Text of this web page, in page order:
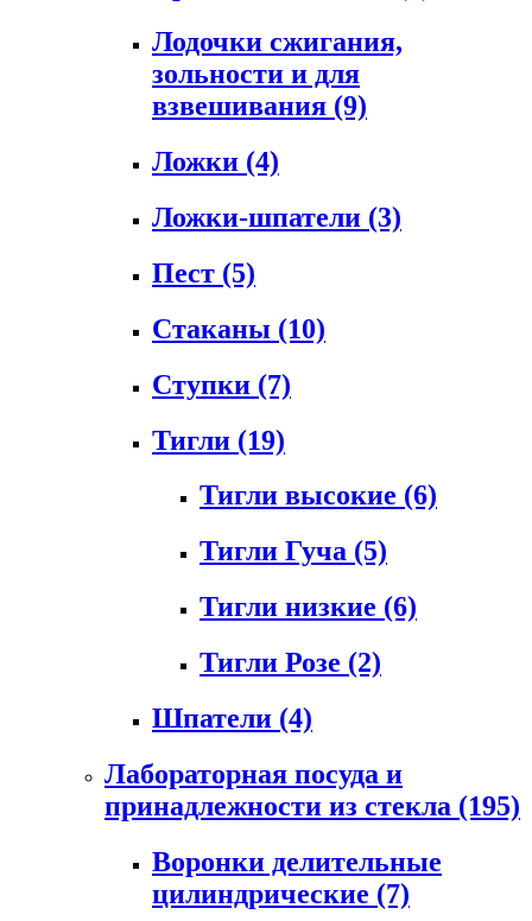
Лодочки сжигания,
зольности и для
взвешивания (9)
Ложки (4)
Ложки-шпатели (3)
Пест (5)
Стаканы (10)
Ступки (7)
Тигли (19)
Тигли высокие (6)
Тигли Гуча (5)
Тигли низкие (6)
Тигли Розе (2)
Шпатели (4)
Лабораторная посуда и
принадлежности из стекла (195)
Воронки делительные
цилиндрические (7)